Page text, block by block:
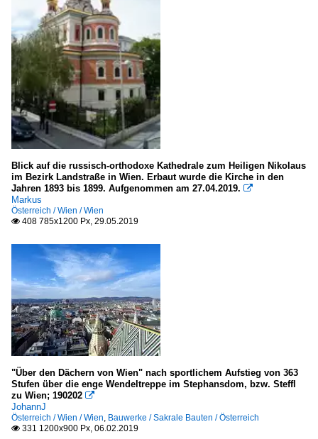
Blick auf die russisch-orthodoxe Kathedrale zum Heiligen Nikolaus
im Bezirk Landstraße in Wien. Erbaut wurde die Kirche in den
Jahren 1893 bis 1899. Aufgenommen am 27.04.2019. 
Markus
Österreich / Wien / Wien
 408 785x1200 Px, 29.05.2019
"Über den Dächern von Wien" nach sportlichem Aufstieg von 363
Stufen über die enge Wendeltreppe im Stephansdom, bzw. Steffl
zu Wien; 190202 
JohannJ
Österreich / Wien / Wien, Bauwerke / Sakrale Bauten / Österreich
 331 1200x900 Px, 06.02.2019